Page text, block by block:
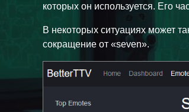
которых он используется. Его
В некоторых ситуациях может
сокращение от «seven».